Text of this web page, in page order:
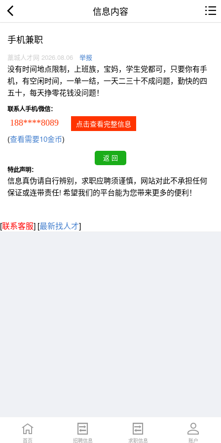
信息内容
手机兼职
藁城人才网 2026.08.06 举报
没有时间地点限制，上班族，宝妈，学生党都可，只要你有手
机，有空闲时间，一单一结，一天二三十不成问题，勤快的四
五十，每天挣零花钱没问题！
联系人手机/微信：
188****8089 点击查看完整信息
(查看需要10金币)
特此声明：
信息真伪请自行辨别，求职应聘须谨慎，网站对此不承担任何
保证或连带责任! 希望我们的平台能为您带来更多的便利！
[联系客服] [最新找人才]
首页 招聘信息 求职信息 账户